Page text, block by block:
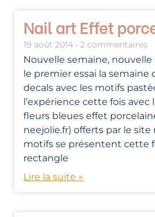
Nail art Effet
19 août 2014 2 commentaires
Nouvelle semaine,
le premier essai la semaine
decals avec les motifs
l’expérience cette fois avec
fleurs bleues effet
neejolie.fr) offerts par le site
motifs se présentent cette
rectangle
Lire la suite »